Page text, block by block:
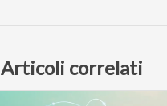
Articoli correlati